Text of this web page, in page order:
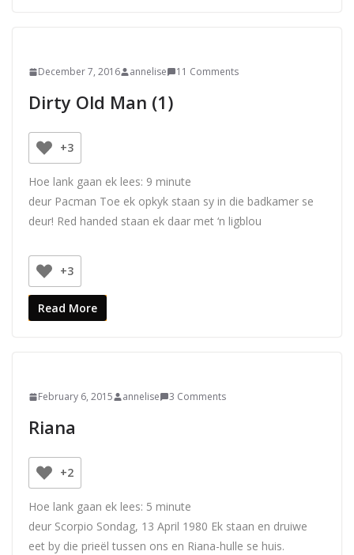
December 7, 2016 annelise 11 Comments
Dirty Old Man (1)
+3
Hoe lank gaan ek lees: 9 minute
deur Pacman Toe ek opkyk staan sy in die badkamer se
deur! Red handed staan ek daar met ‘n ligblou
+3
Read More
February 6, 2015 annelise 3 Comments
Riana
+2
Hoe lank gaan ek lees: 5 minute
deur Scorpio Sondag, 13 April 1980 Ek staan en druiwe
eet by die prieël tussen ons en Riana-hulle se huis.